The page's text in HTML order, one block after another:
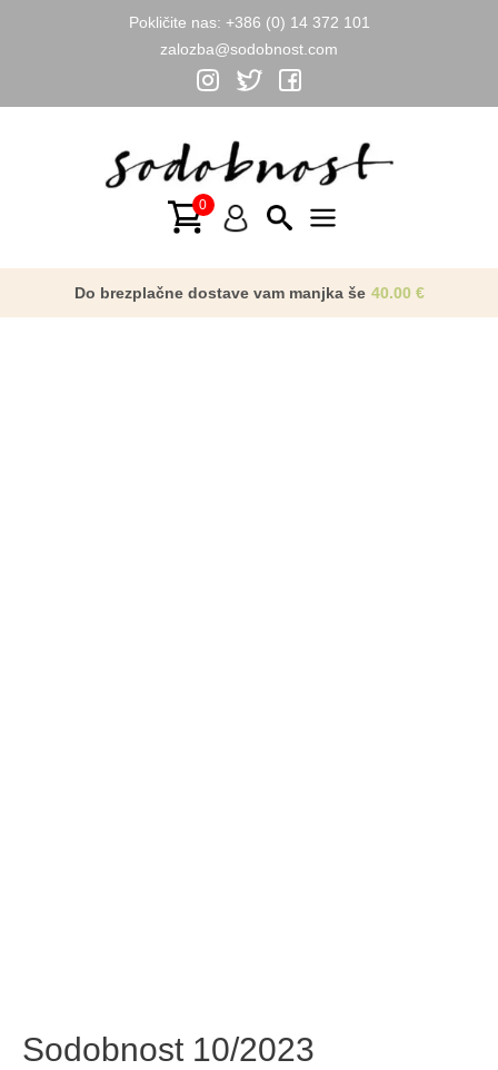
Pokličite nas: +386 (0) 14 372 101
zalozba@sodobnost.com
Menu
Do brezplačne dostave vam manjka še 40.00 €
Sodobnost 10/2023